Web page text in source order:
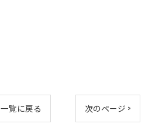
一覧に戻る 次のページ >